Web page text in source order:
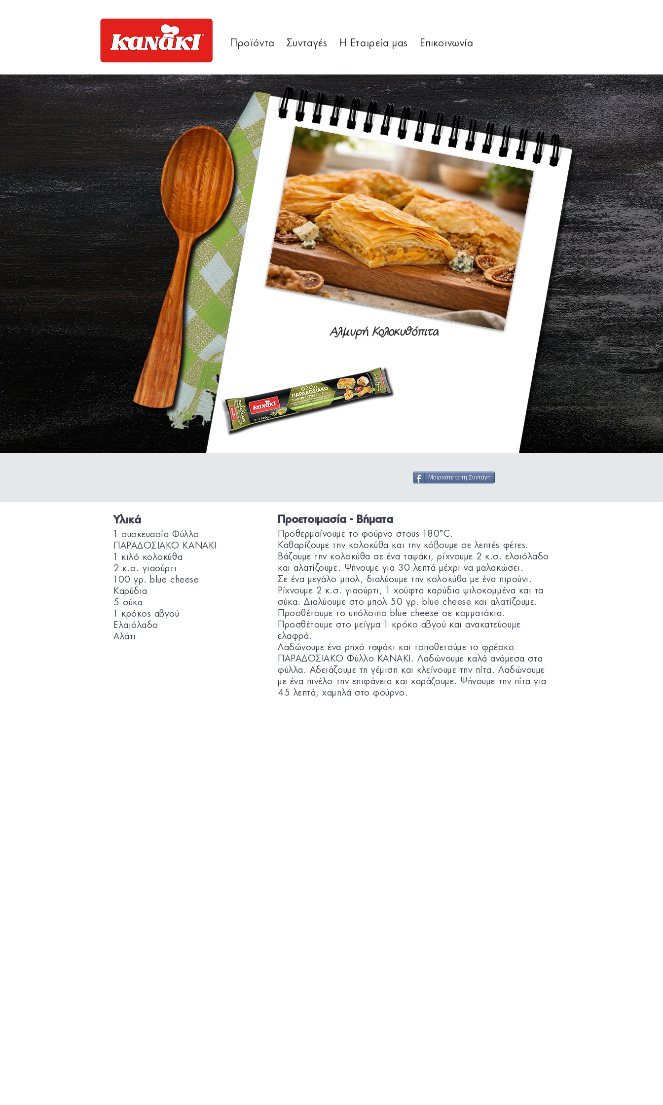
Προϊόντα Συνταγές Η Εταιρεία μας Επικοινωνία
Αλμυρή Κολοκυθόπιτα
Μοιραστείτε τη Συνταγή
Υλικά
1 συσκευασία Φύλλο
ΠΑΡΑΔΟΣΙΑΚΟ KANAKI
1 κιλό κολοκύθα
2 κ.σ. γιαούρτι
100 γρ. blue cheese
Καρύδια
5 σύκα
1 κρόκος αβγού
Ελαιόλαδο
Αλάτι
Προετοιμασία - Βήματα
Προθερμαίνουμε το φούρνο στους 180°C.
Καθαρίζουμε την κολοκύθα και την κόβουμε σε λεπτές φέτες.
Βάζουμε την κολοκύθα σε ένα ταψάκι, ρίχνουμε 2 κ.σ. ελαιόλαδο
και αλατίζουμε. Ψήνουμε για 30 λεπτά μέχρι να μαλακώσει.
Σε ένα μεγάλο μπολ, διαλύουμε την κολοκύθα με ένα πιρούνι.
Ρίχνουμε 2 κ.σ. γιαούρτι, 1 χούφτα καρύδια ψιλοκομμένα και τα
σύκα. Διαλύουμε στο μπολ 50 γρ. blue cheese και αλατίζουμε.
Προσθέτουμε το υπόλοιπο blue cheese σε κομματάκια.
Προσθέτουμε στο μείγμα 1 κρόκο αβγού και ανακατεύουμε
ελαφρά.
Λαδώνουμε ένα ρηχό ταψάκι και τοποθετούμε το φρέσκο
ΠΑΡΑΔΟΣΙΑΚΟ Φύλλο KANAKI. Λαδώνουμε καλά ανάμεσα στα
φύλλα. Αδειάζουμε τη γέμιση και κλείνουμε την πίτα. Λαδώνουμε
με ένα πινέλο την επιφάνεια και χαράζουμε. Ψήνουμε την πίτα για
45 λεπτά, χαμηλά στο φούρνο.